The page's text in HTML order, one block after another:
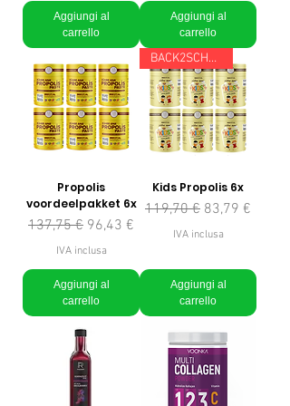
Aggiungi al
carrello
Aggiungi al
carrello
Propolis
voordeelpakket 6x
Prezzo regolare
137,75 € Prezzo scontato
96,43 €
IVA inclusa
Aggiungi al
carrello
BACK2SCHOOL
Kids Propolis 6x
Prezzo regolare
119,70 € Prezzo
83,79 €
IVA inclusa
Aggiungi al
carrello